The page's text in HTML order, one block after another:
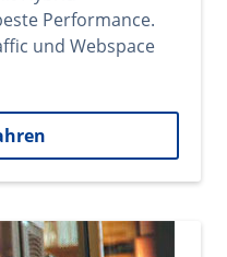
Performance.
und Webspace